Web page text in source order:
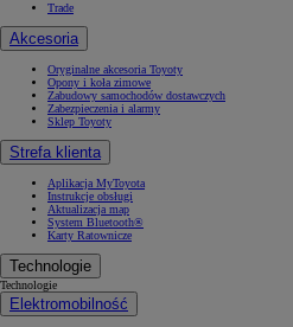
Trade
Akcesoria
Oryginalne akcesoria Toyoty
Opony i koła zimowe
Zabudowy samochodów dostawczych
Zabezpieczenia i alarmy
Sklep Toyoty
Strefa klienta
Aplikacja MyToyota
Instrukcje obsługi
Aktualizacja map
System Bluetooth®
Karty Ratownicze
Technologie
Technologie
Elektromobilność